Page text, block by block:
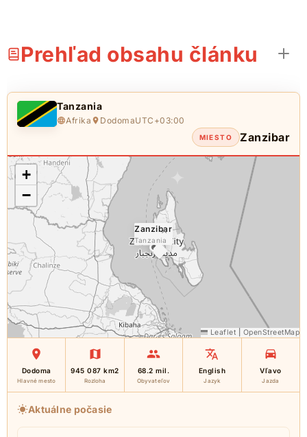
Prehľad obsahu článku
Tanzania
Afrika DodomaUTC+03:00
MIESTO Zanzibar
Zanzibar
Tanzania
×
+
−
Leaflet OpenStreetMap
Dodoma
Hlavné mesto
945 087 km2
Rozloha
68.2 mil.
Obyvateľov
English
Jazyk
Vľavo
Jazda
Aktuálne počasie